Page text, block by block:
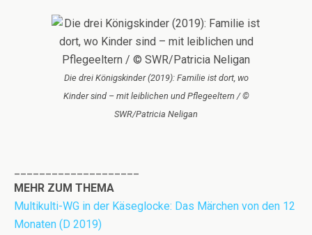
Die drei Königskinder (2019): Familie ist dort, wo
Kinder sind – mit leiblichen und Pflegeeltern / ©
SWR/Patricia Neligan
MEHR ZUM THEMA
Multikulti-WG in der Käseglocke: Das Märchen von den 12
Monaten (D 2019)